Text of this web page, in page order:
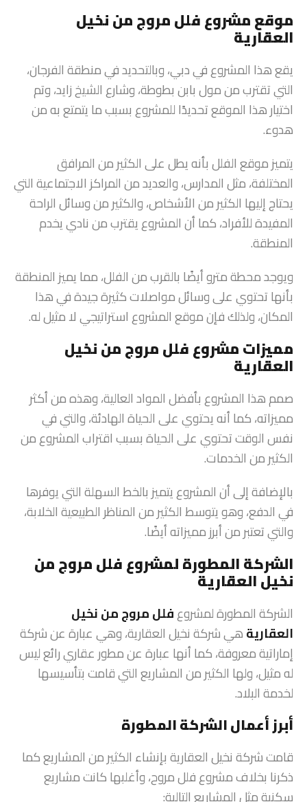
موقع مشروع فلل مروج من نخيل
العقارية
يقع هذا المشروع في دبي، وبالتحديد في منطقة الفرجان،
التي تقترب من مول بابن بطوطة، وشارع الشيخ زايد، وتم
اختيار هذا الموقع تحديدًا للمشروع بسبب ما يتمتع به من
هدوء.
يتميز موقع الفلل بأنه يطل على الكثير من المرافق
المختلفة، مثل المدارس، والعديد من المراكز الاجتماعية التي
يحتاج إليها الكثير من الأشخاص، والكثير من وسائل الراحة
المفيدة للأفراد، كما أن المشروع يقترب من نادي يخدم
المنطقة.
ويوجد محطة مترو أيضًا بالقرب من الفلل، مما يميز المنطقة
بأنها تحتوي على وسائل مواصلات كثيرة جيدة في هذا
المكان، ولذلك فإن موقع المشروع استراتيجي لا مثيل له.
مميزات مشروع فلل مروج من نخيل
العقارية
صمم هذا المشروع بأفضل المواد العالية، وهذه من أكثر
مميزاته، كما أنه يحتوي على الحياة الهادئة، والتي في
نفس الوقت تحتوي على الحياة بسبب اقتراب المشروع من
الكثير من الخدمات.
بالإضافة إلى أن المشروع يتميز بالخط السهلة التي يوفرها
في الدفع، وهو يتوسط الكثير من المناظر الطبيعية الخلابة،
والتي تعتبر من أبرز مميزاته أيضًا.
الشركة المطورة لمشروع فلل مروج من
نخيل العقارية
الشركة المطورة لمشروعفلل مروج من نخيل
العقاريةهي شركة نخيل العقارية، وهي عبارة عن شركة
إماراتية معروفة، كما أنها عبارة عن مطور عقاري رائع ليس
له مثيل، ولها الكثير من المشاريع التي قامت بتأسيسها
لخدمة البلاد.
أبرز أعمال الشركة المطورة
قامت شركة نخيل العقارية بإنشاء الكثير من المشاريع كما
ذكرنا بخلاف مشروع فلل مروح، وأغلبها كانت مشاريع
سكنية مثل المشاريع التالية: